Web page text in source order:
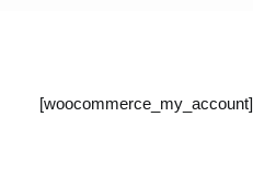
[woocommerce_my_account]